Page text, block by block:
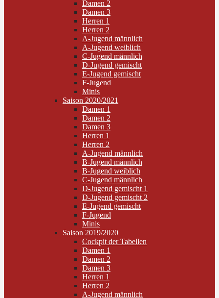
Damen 2
Damen 3
Herren 1
Herren 2
A-Jugend männlich
A-Jugend weiblich
C-Jugend männlich
D-Jugend gemischt
E-Jugend gemischt
F-Jugend
Minis
Saison 2020/2021
Damen 1
Damen 2
Damen 3
Herren 1
Herren 2
A-Jugend männlich
B-Jugend männlich
B-Jugend weiblich
C-Jugend männlich
D-Jugend gemischt 1
D-Jugend gemischt 2
E-Jugend gemischt
F-Jugend
Minis
Saison 2019/2020
Cockpit der Tabellen
Damen 1
Damen 2
Damen 3
Herren 1
Herren 2
A-Jugend männlich